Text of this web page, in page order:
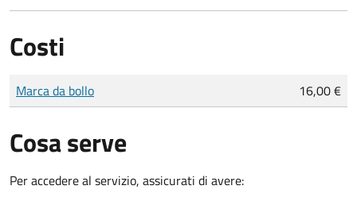
Costi
Tipo di pagamento
Importo
Marca da bollo 16,00 €
Cosa serve
Per accedere al servizio, assicurati di avere: